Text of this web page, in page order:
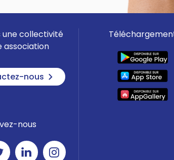
une collectivité
association
nous
nous